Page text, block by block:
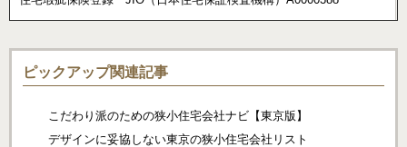
ピックアップ関連記事
こだわり派のための狭小住宅会社ナビ【東京版】
デザインに妥協しない東京の狭小住宅会社リスト